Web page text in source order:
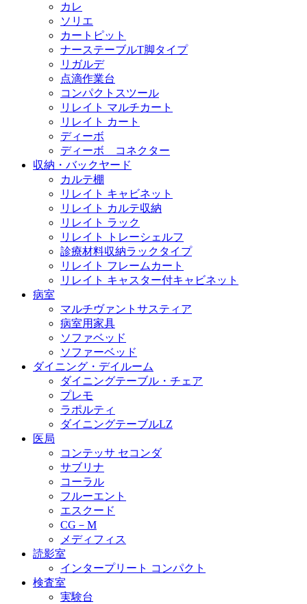
カレ
ソリエ
カートピット
ナーステーブルT脚タイプ
リガルデ
点滴作業台
コンパクトスツール
リレイト マルチカート
リレイト カート
ディーボ
ディーボ コネクター
収納・バックヤード
カルテ棚
リレイト キャビネット
リレイト カルテ収納
リレイト ラック
リレイト トレーシェルフ
診療材料収納ラックタイプ
リレイト フレームカート
リレイト キャスター付キャビネット
病室
マルチヴァントサスティア
病室用家具
ソファベッド
ソファーベッド
ダイニング・デイルーム
ダイニングテーブル・チェア
プレモ
ラポルティ
ダイニングテーブルLZ
医局
コンテッサ セコンダ
サブリナ
コーラル
フルーエント
エスクード
CG－M
メディフィス
読影室
インタープリート コンパクト
検査室
実験台